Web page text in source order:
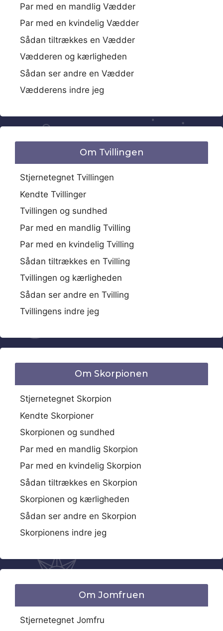
Par med en mandlig Vædder
Par med en kvindelig Vædder
Sådan tiltrækkes en Vædder
Vædderen og kærligheden
Sådan ser andre en Vædder
Vædderens indre jeg
Om Tvillingen
Stjernetegnet Tvillingen
Kendte Tvillinger
Tvillingen og sundhed
Par med en mandlig Tvilling
Par med en kvindelig Tvilling
Sådan tiltrækkes en Tvilling
Tvillingen og kærligheden
Sådan ser andre en Tvilling
Tvillingens indre jeg
Om Skorpionen
Stjernetegnet Skorpion
Kendte Skorpioner
Skorpionen og sundhed
Par med en mandlig Skorpion
Par med en kvindelig Skorpion
Sådan tiltrækkes en Skorpion
Skorpionen og kærligheden
Sådan ser andre en Skorpion
Skorpionens indre jeg
Om Jomfruen
Stjernetegnet Jomfru